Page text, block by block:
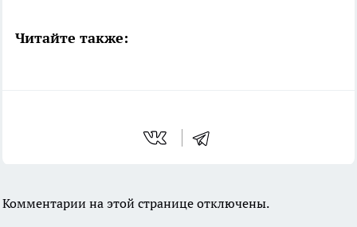
Читайте также:
Комментарии на этой странице отключены.